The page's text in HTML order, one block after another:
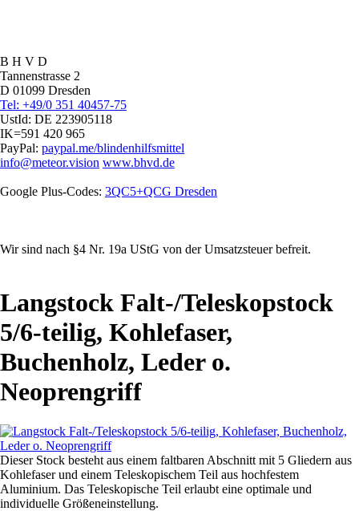
B H V D
Tannenstrasse 2
D 01099 Dresden
Tel: +49/0 351 40457-75
UstId: DE 223905118
IK=591 420 965
PayPal: paypal.me/blindenhilfsmittel
info@meteor.vision www.bhvd.de
Google Plus-Codes: 3QC5+QCG Dresden
Wir sind nach §4 Nr. 19a UStG von der Umsatzsteuer befreit.
Langstock Falt-/Teleskopstock
5/6-teilig, Kohlefaser,
Buchenholz, Leder o.
Neoprengriff
Dieser Stock besteht aus einem faltbaren Abschnitt mit 5 Gliedern aus
Kohlefaser und einem Teleskopischem Teil aus hochfestem
Aluminium. Das Teleskopische Teil erlaubt eine optimale und
individuelle Größeneinstellung.